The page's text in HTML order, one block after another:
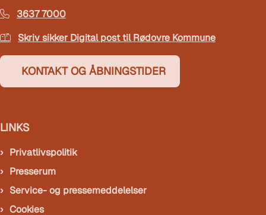
3637 7000
Skriv sikker Digital post til Rødovre Kommune
KONTAKT OG ÅBNINGSTIDER
LINKS
Privatlivspolitik
Presserum
Service- og pressemeddelelser
Cookies